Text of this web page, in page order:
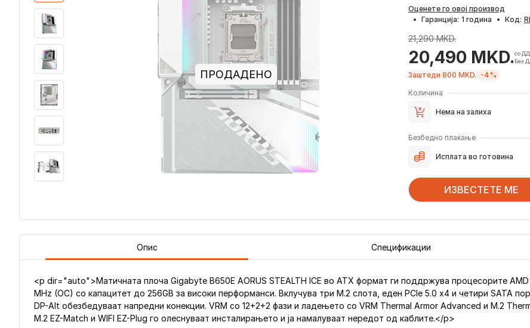
ПРОДАДЕНО
Оценете го овој производ
• Гаранција: 1 година • Код:
21,290 MKD.
20,490 MKD.со
Без
Заштеди 800 MKD. -4%
Количина
Нема на залиха
Безбедно плаќање
Исплата во готовина
ИЗВЕСТЕТЕ МЕ
Опис Спецификации
<p dir="auto">Матичната плоча Gigabyte B650E AORUS STEALTH ICE во ATX формат ги поддржува процесорите
MHz (OC) со капацитет до 256GB за високи перформанси. Вклучува три M.2 слота, еден PCIe 5.0 x4 и четири SATA
DP-Alt обезбедуваат напредни конекции. VRM со 12+2+2 фази и ладењето со VRM Thermal Armor Advanced и M.2
M.2 EZ-Match и WIFI EZ-Plug го олеснуваат инсталирањето и ја намалуваат нередот од каблите.</p>